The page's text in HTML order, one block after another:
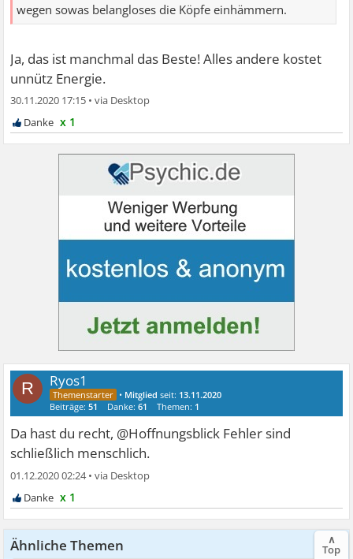
wegen sowas belangloses die Köpfe einhämmern.
Ja, das ist manchmal das Beste! Alles andere kostet
unnütz Energie.
30.11.2020 17:15 •
x 1
R Ryos1
• Mitglied seit: 13.11.2020
Beiträge:51 Danke:61 Themen: 1
Da hast du recht, @Hoffnungsblick Fehler sind
schließlich menschlich.
01.12.2020 02:24•
x 1
Ähnliche Themen ∧
Top